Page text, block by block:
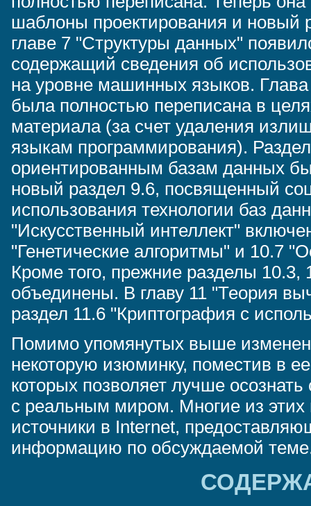
шаблоны проектирования и новый
главе 7 "Структуры данных"
содержащий сведения об
на уровне машинных языков.
была полностью переписана в
материала (за счет удаления
языкам программирования).
ориентированным базам данных
новый раздел 9.6, посвященный
использования технологии баз
"Искусственный интеллект"
"Генетические алгоритмы" и 10.7
Кроме того, прежние разделы
объединены. В главу 11 "Теория
раздел 11.6 "Криптография с
Помимо упомянутых выше
некоторую изюминку, поместив в
которых позволяет лучше
с реальным миром. Многие из этих
источники в Internet,
информацию по обсуждаемой